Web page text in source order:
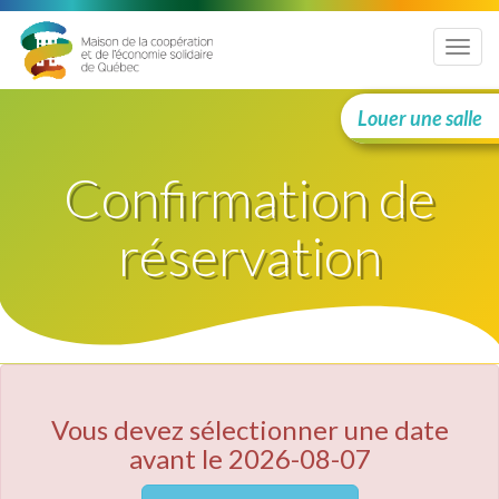
Menu
Louer une salle
Confirmation de
réservation
Vous devez sélectionner une date
avant le 2026-08-07